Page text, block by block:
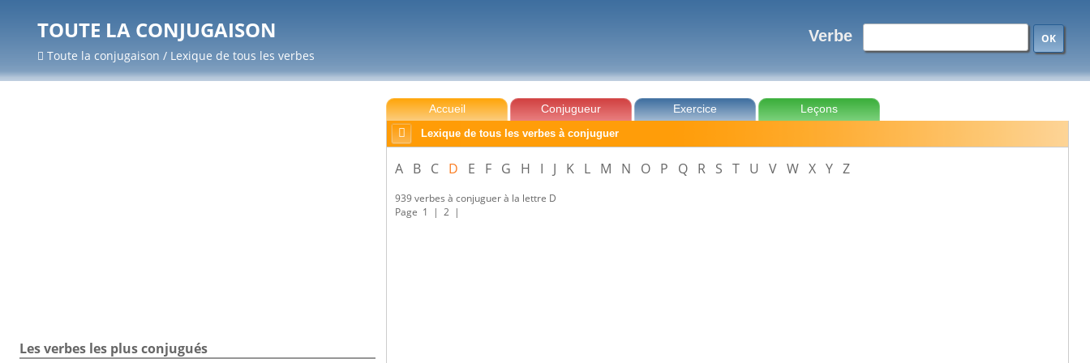
TOUTE LA CONJUGAISON
Toute la conjugaison / Lexique de tous les verbes
Verbe OK
Accueil Conjugueur Exercice
Leçons

Lexique de tous les verbes à conjuguer
A B C D E F G H I J K L M N O P Q R S T U V W X Y Z
939 verbes à conjuguer à la lettre D
Page 1 | 2 |
Les verbes les plus conjugués